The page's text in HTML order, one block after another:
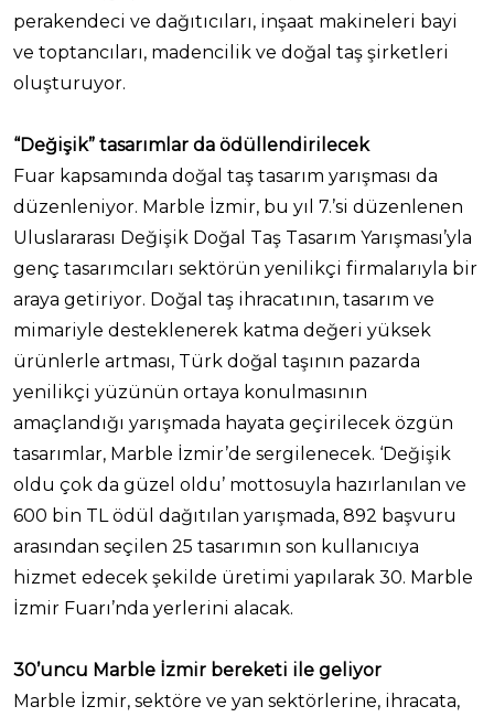
perakendeci ve dağıtıcıları, inşaat makineleri bayi
ve toptancıları, madencilik ve doğal taş şirketleri
oluşturuyor.
“Değişik” tasarımlar da ödüllendirilecek
Fuar kapsamında doğal taş tasarım yarışması da
düzenleniyor. Marble İzmir, bu yıl 7.’si düzenlenen
Uluslararası Değişik Doğal Taş Tasarım Yarışması’yla
genç tasarımcıları sektörün yenilikçi firmalarıyla bir
araya getiriyor. Doğal taş ihracatının, tasarım ve
mimariyle desteklenerek katma değeri yüksek
ürünlerle artması, Türk doğal taşının pazarda
yenilikçi yüzünün ortaya konulmasının
amaçlandığı yarışmada hayata geçirilecek özgün
tasarımlar, Marble İzmir’de sergilenecek. ‘Değişik
oldu çok da güzel oldu’ mottosuyla hazırlanılan ve
600 bin TL ödül dağıtılan yarışmada, 892 başvuru
arasından seçilen 25 tasarımın son kullanıcıya
hizmet edecek şekilde üretimi yapılarak 30. Marble
İzmir Fuarı’nda yerlerini alacak.
30’uncu Marble İzmir bereketi ile geliyor
Marble İzmir, sektöre ve yan sektörlerine, ihracata,